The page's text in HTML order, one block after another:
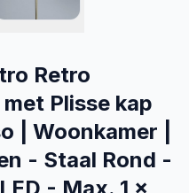
Retro
Plisse kap
| Woonkamer |
- Staal Rond -
- Max. 1 x